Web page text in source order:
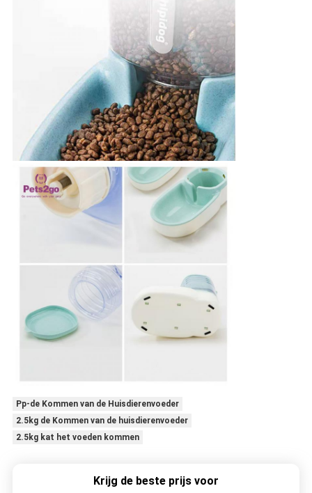
Pp-de Kommen van de Huisdierenvoeder
2.5kg de Kommen van de huisdierenvoeder
2.5kg kat het voeden kommen
Krijg de beste prijs voor